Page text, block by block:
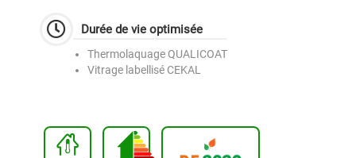
Durée de vie optimisée
Thermolaquage QUALICOAT
Vitrage labellisé CEKAL